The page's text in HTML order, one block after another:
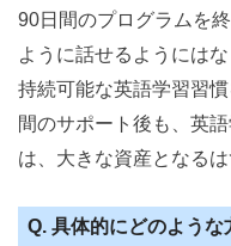
90日間のプログラムを
ように話せるようには
持続可能な英語学習習
間のサポート後も、英
は、大きな資産となるは
Q. 具体的にどのよう